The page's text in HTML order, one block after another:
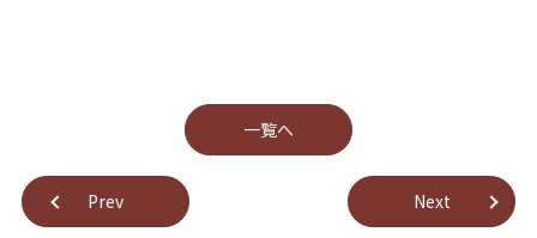
Prev
⼀覧へ
Next